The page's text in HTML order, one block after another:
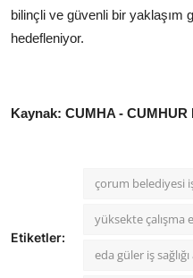
bilinçli ve güvenli bir yaklaşım
hedefleniyor.
Kaynak: CUMHA -
Etiketler:
çorum belediyesi
yüksekte çalışma
eda güler iş sağlığı